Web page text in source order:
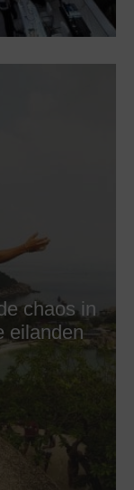
chaos in
eilanden